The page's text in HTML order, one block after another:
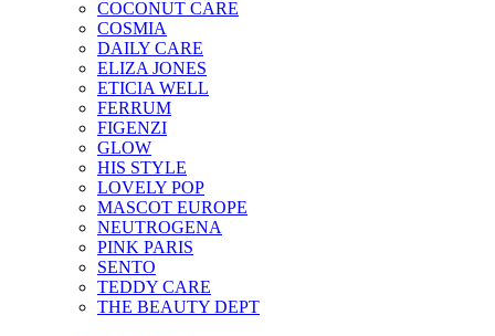
COCONUT CARE
COSMIA
DAILY CARE
ELIZA JONES
ETICIA WELL
FERRUM
FIGENZI
GLOW
HIS STYLE
LOVELY POP
MASCOT EUROPE
NEUTROGENA
PINK PARIS
SENTO
TEDDY CARE
THE BEAUTY DEPT